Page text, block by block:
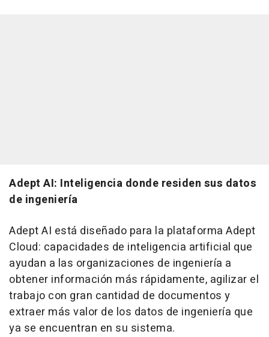
Adept AI: Inteligencia donde residen sus datos
de ingeniería
Adept AI está diseñado para la plataforma Adept
Cloud: capacidades de inteligencia artificial que
ayudan a las organizaciones de ingeniería a
obtener información más rápidamente, agilizar el
trabajo con gran cantidad de documentos y
extraer más valor de los datos de ingeniería que
ya se encuentran en su sistema.